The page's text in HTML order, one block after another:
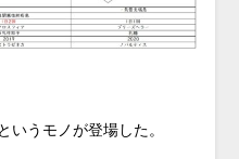
うモノが登場した。